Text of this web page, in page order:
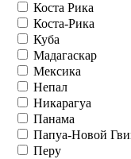
Коста Рика
Коста-Рика
Куба
Мадагаскар
Мексика
Непал
Никарагуа
Панама
Папуа-Новой
Перу